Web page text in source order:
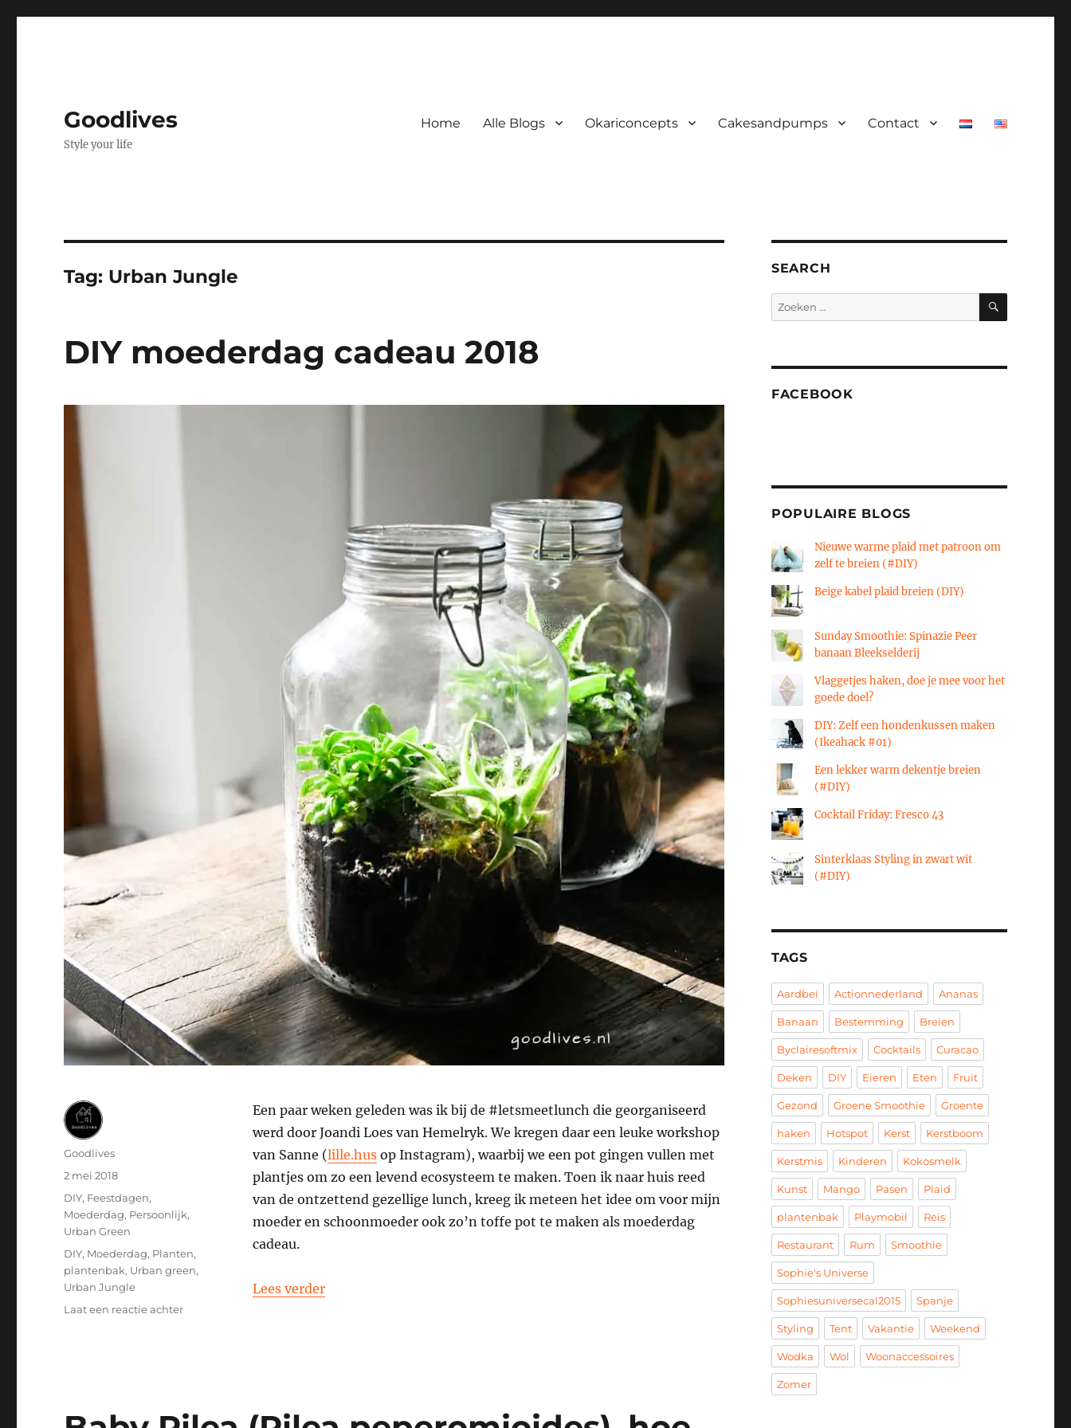
Goodlives
Style your life
Home Alle Blogs Okariconcepts Cakesandpumps Contact
Tag: Urban Jungle
DIY moederdag cadeau 2018
Een paar weken geleden was ik bij de #letsmeetlunch die georganiseerd
werd door Joandi Loes van Hemelryk. We kregen daar een leuke workshop
van Sanne (lille.husop Instagram), waarbij we een pot gingen vullen met
plantjes om zo een levend ecosysteem te maken. Toen ik naar huis reed
van de ontzettend gezellige lunch, kreeg ik meteen het idee om voor mijn
moeder en schoonmoeder ook zo’n toffe pot te maken als moederdag
cadeau.
Lees verder“DIY moederdag cadeau 2018”
Auteur
Goodlives
Geplaatst
2 mei 2018
Categorieën
DIY, Feestdagen,
Moederdag, Persoonlijk,
Urban Green
Tags
DIY, Moederdag, Planten,
plantenbak, Urban green,
Urban Jungle
Laat een reactie achterop
SEARCH
Zoeken
naar:
ZOEKEN
FACEBOOK
POPULAIRE BLOGS
Nieuwe warme plaid met patroon om
zelf te breien (#DIY)
Beige kabel plaid breien (DIY)
Sunday Smoothie: Spinazie Peer
banaan Bleekselderij
Vlaggetjes haken, doe je mee voor het
goede doel?
DIY: Zelf een hondenkussen maken
(Ikeahack #01)
Een lekker warm dekentje breien
(#DIY)
Cocktail Friday: Fresco 43
Sinterklaas Styling in zwart wit
(#DIY)
TAGS
Aardbei Actionnederland Ananas
Banaan Bestemming Breien
Byclairesoftmix Cocktails Curacao
Deken DIY Eieren Eten Fruit
Gezond Groene Smoothie Groente
haken Hotspot Kerst Kerstboom
Kerstmis Kinderen Kokosmelk
Kunst Mango Pasen Plaid
plantenbak Playmobil Reis
Restaurant Rum Smoothie
Sophie's Universe
Sophiesuniversecal2015 Spanje
Styling Tent Vakantie Weekend
Wodka Wol Woonaccessoires
Zomer